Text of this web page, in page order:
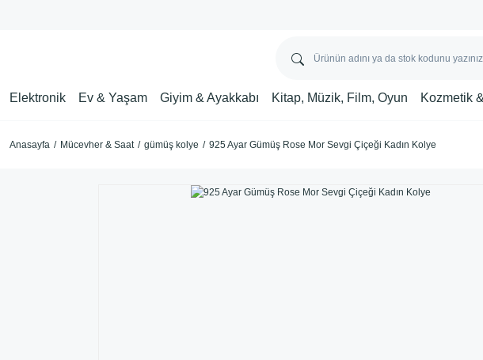
Elektronik Ev & Yaşam Giyim & Ayakkabı Kitap, Müzik, Film, Oyun Kozmetik
Anasayfa Mücevher & Saat gümüş kolye 925 Ayar Gümüş Rose Mor Sevgi Çiçeği Kadın Kolye